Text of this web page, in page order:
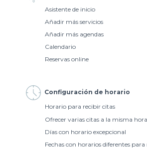
Asistente de inicio
Añadir más servicios
Añadir más agendas
Calendario
Reservas online
Configuración de horario
Horario para recibir citas
Ofrecer varias citas a la misma hora
Días con horario excepcional
Fechas con horarios diferentes para